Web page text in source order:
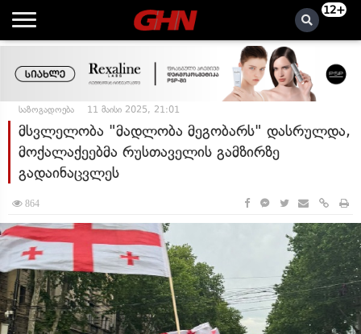
12+
საზოგადოება 11 მაისი 2025, 21:01
მსვლელობა "მადლობა მეგობარს" დასრულდა,
მოქალაქეებმა რუსთაველის გამზირზე
გადაინაცვლეს
864